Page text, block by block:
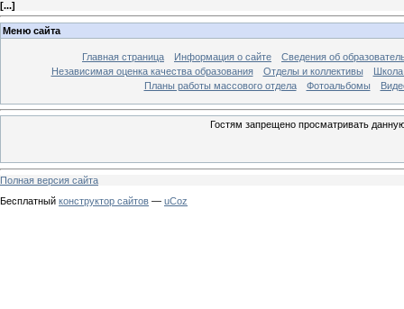
[...]
Меню сайта
Главная страница Информация о сайте
Сведения об
Независимая оценка качества образования
Отделы и коллективы
Школа
Планы работы массового отдела
Фотоальбомы
Гостям запрещено просматривать
Полная версия сайта
Бесплатный конструктор сайтов — uCoz